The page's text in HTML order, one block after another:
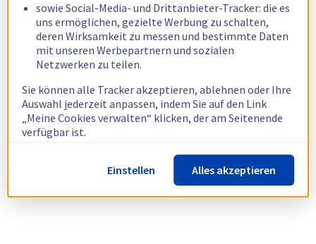
sowie Social-Media- und Drittanbieter-Tracker: die es
uns ermöglichen, gezielte Werbung zu schalten,
deren Wirksamkeit zu messen und bestimmte Daten
mit unseren Werbepartnern und sozialen
Netzwerken zu teilen.
Sie können alle Tracker akzeptieren, ablehnen oder Ihre
Auswahl jederzeit anpassen, indem Sie auf den Link
„Meine Cookies verwalten“ klicken, der am Seitenende
verfügbar ist.
Weitere Informationen finden Sie in unsererRichtlinie
zur Verwendung von Cookies.
Einstellen Alles akzeptieren